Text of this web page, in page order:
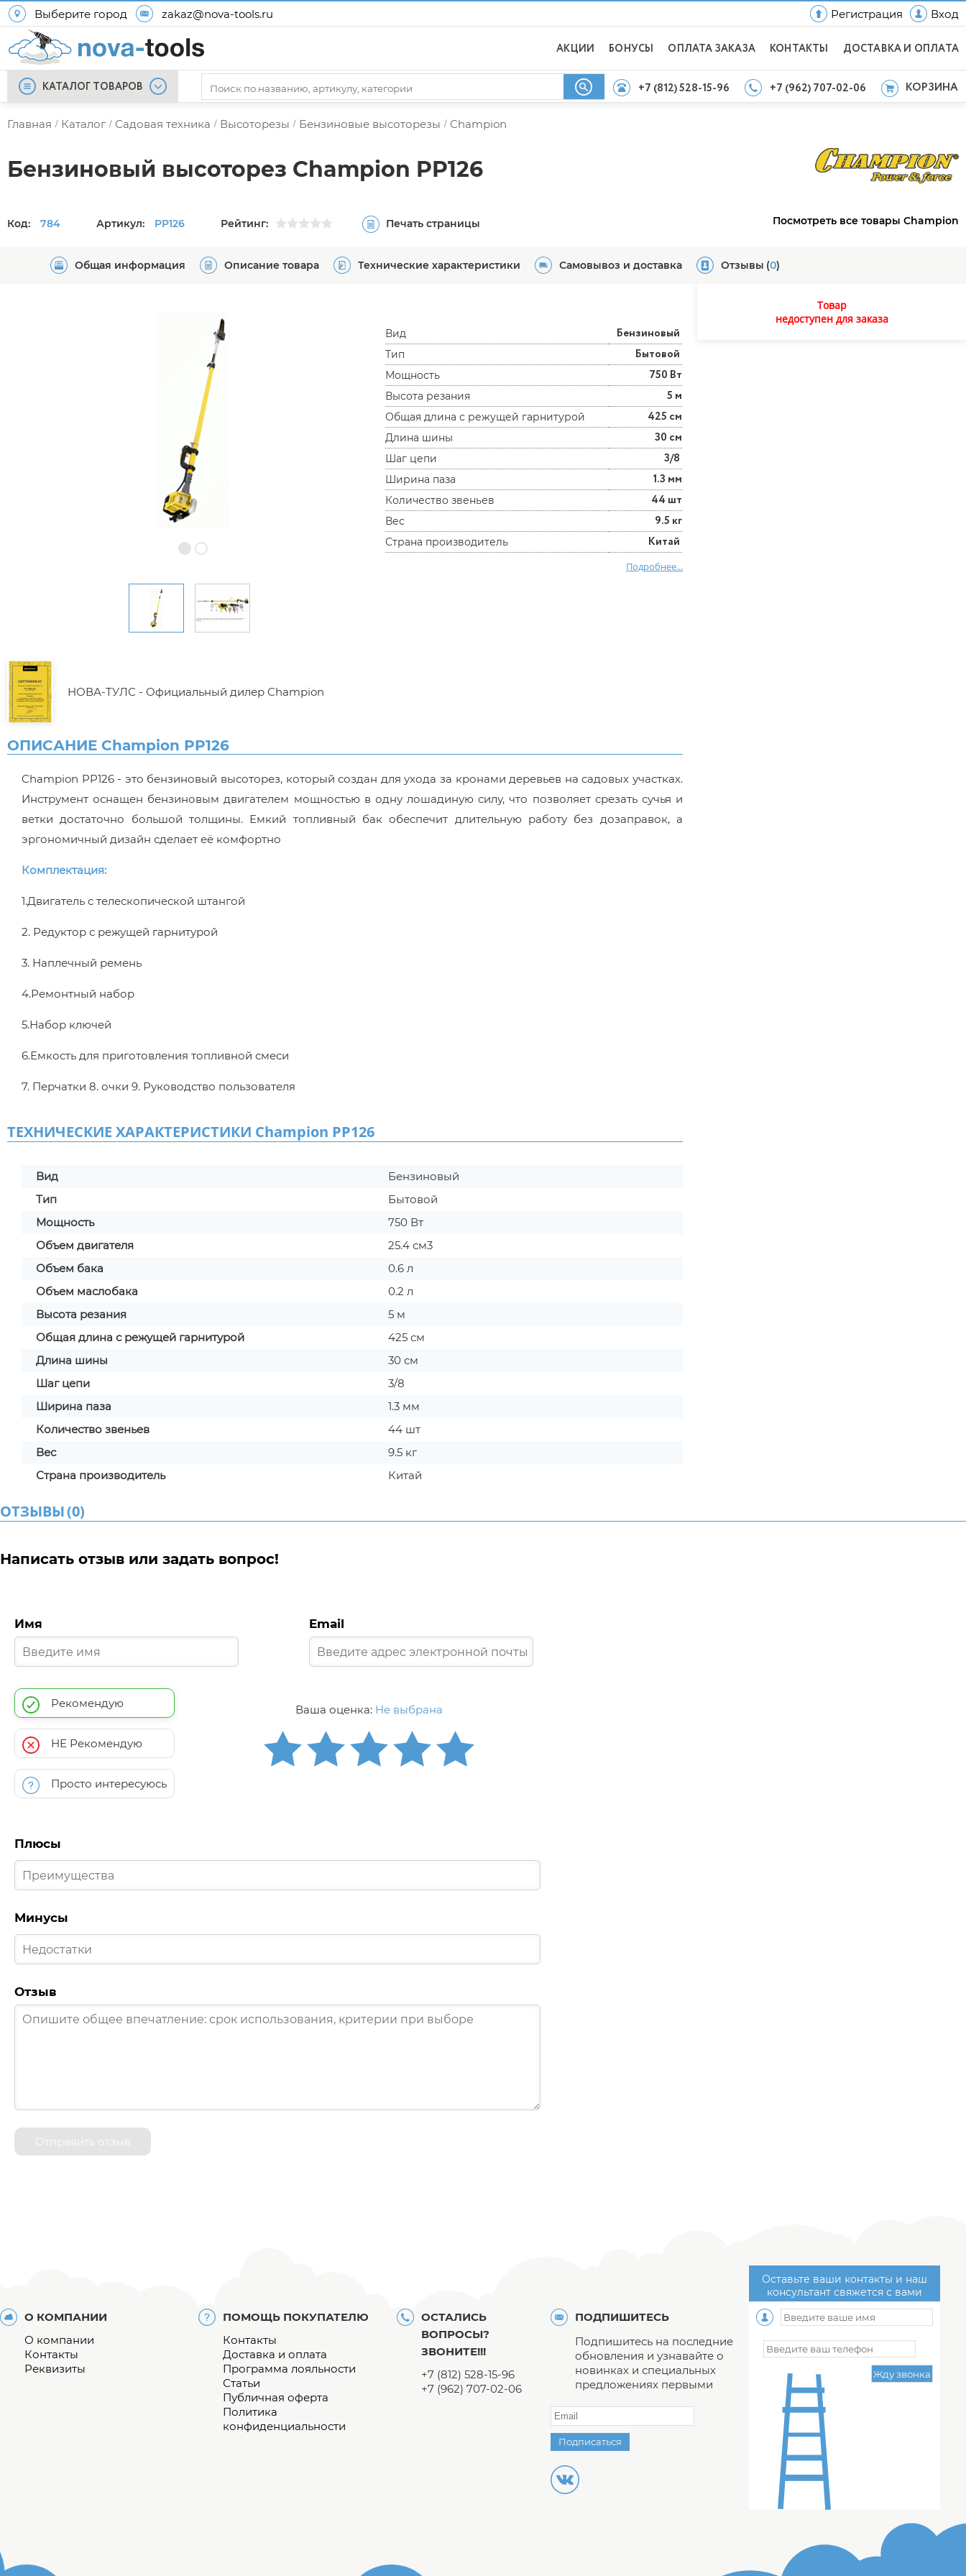
Выберите город zakaz@nova-tools.ru Регистрация Вход
АКЦИИ БОНУСЫ ОПЛАТА ЗАКАЗА КОНТАКТЫ ДОСТАВКА И ОПЛАТА
КАТАЛОГ ТОВАРОВ +7 (812) 528-15-96 +7 (962) 707-02-06 КОРЗИНА
Главная / Каталог / Садовая техника / Высоторезы / Бензиновые высоторезы / Champion
Бензиновый высоторез Champion PP126
Код: 784 Артикул: PP126 Рейтинг: Печать страницы Посмотреть все товары Champion
Общая информация Описание товара Технические характеристики Самовывоз и доставка Отзывы (0)
НОВА-ТУЛС - Официальный дилер Champion
Вид Бензиновый
Тип Бытовой
Мощность 750 Вт
Высота резания 5 м
Общая длина с режущей гарнитурой 425 см
Длина шины 30 см
Шаг цепи 3/8
Ширина паза 1.3 мм
Количество звеньев 44 шт
Вес 9.5 кг
Страна производитель Китай
Подробнее...
ОПИСАНИЕ Champion PP126
Champion PP126 - это бензиновый высоторез, который создан для ухода за кронами деревьев на садовых участках.
Инструмент оснащен бензиновым двигателем мощностью в одну лошадиную силу, что позволяет срезать сучья и
ветки достаточно большой толщины. Емкий топливный бак обеспечит длительную работу без дозаправок, а
эргономичный дизайн сделает её комфортно
Комплектация:
1.Двигатель с телескопической штангой
2. Редуктор с режущей гарнитурой
3. Наплечный ремень
4.Ремонтный набор
5.Набор ключей
6.Емкость для приготовления топливной смеси
7. Перчатки 8. очки 9. Руководство пользователя
ТЕХНИЧЕСКИЕ ХАРАКТЕРИСТИКИ Champion PP126
Вид
Бензиновый
Тип
Бытовой
Мощность
750 Вт
Объем двигателя
25.4 см3
Объем бака
0.6 л
Объем маслобака
0.2 л
Высота резания
5 м
Общая длина с режущей гарнитурой
425 см
Длина шины
30 см
Шаг цепи
3/8
Ширина паза
1.3 мм
Количество звеньев
44 шт
Вес
9.5 кг
Страна производитель
Китай
Товар
недоступен для заказа
ОТЗЫВЫ(0)
Написать отзыв или задать вопрос!
Имя Email
Рекомендую
НЕ Рекомендую
Просто интересуюсь
Ваша оценка: Не выбрана
Плюсы
Минусы
Отзыв
Отправить отзыв
О КОМПАНИИ
О компании
Контакты
Реквизиты
ПОМОЩЬ ПОКУПАТЕЛЮ
Контакты
Доставка и оплата
Программа лояльности
Статьи
Публичная оферта
Политика
конфиденциальности
ОСТАЛИСЬ
ВОПРОСЫ?
ЗВОНИТЕ!!!
+7 (812) 528-15-96
+7 (962) 707-02-06
ПОДПИШИТЕСЬ
Подпишитесь на последние
обновления и узнавайте о
новинках и специальных
предложениях первыми
Подписаться
Оставьте ваши контакты и наш
консультант свяжется с вами